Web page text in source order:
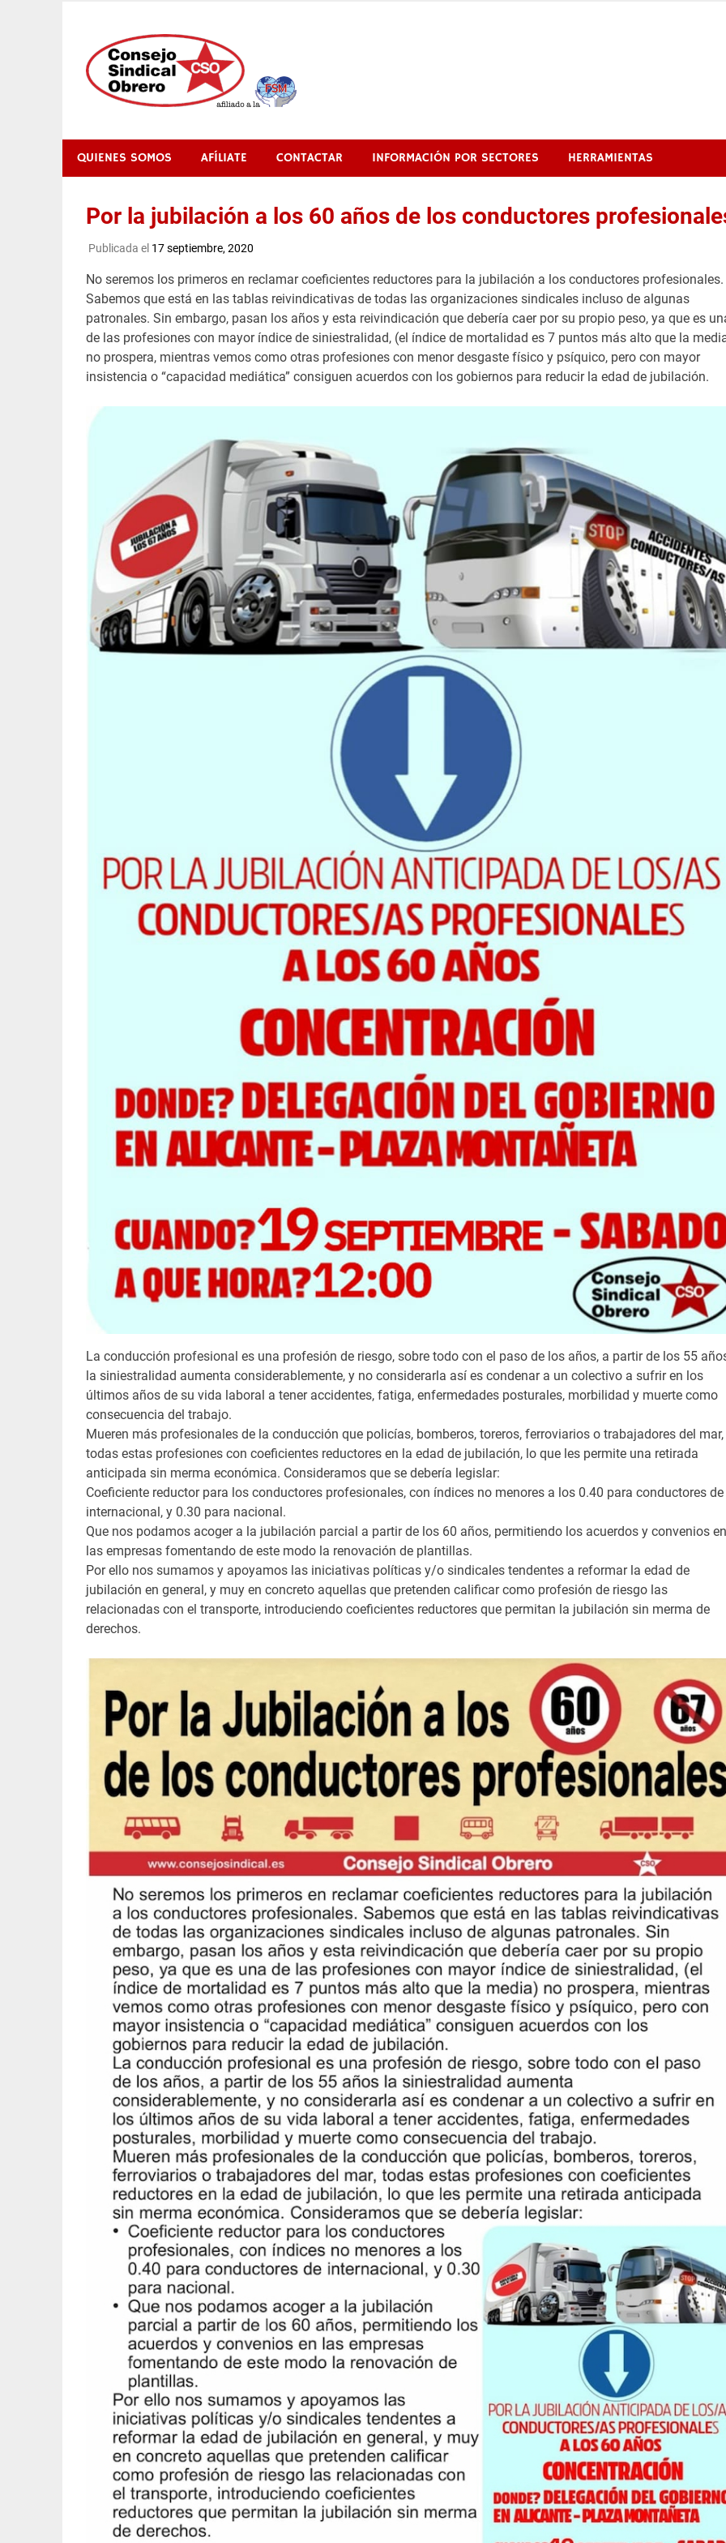
contenido
QUIENES SOMOS AFÍLIATE CONTACTAR INFORMACIÓN POR SECTORES HERRAMIENTAS
Por la jubilación a los 60 años de los conductores
Publicada el 17 septiembre, 2020
No seremos los primeros en reclamar coeficientes reductores para la jubilación a los conductores profesionales.
Sabemos que está en las tablas reivindicativas de todas las organizaciones sindicales incluso de algunas
patronales. Sin embargo, pasan los años y esta reivindicación que debería caer por su propio peso, ya que es
de las profesiones con mayor índice de siniestralidad, (el índice de mortalidad es 7 puntos más alto que la
no prospera, mientras vemos como otras profesiones con menor desgaste físico y psíquico, pero con mayor
insistencia o “capacidad mediática” consiguen acuerdos con los gobiernos para reducir la edad de jubilación.
La conducción profesional es una profesión de riesgo, sobre todo con el paso de los años, a partir de los 55
la siniestralidad aumenta considerablemente, y no considerarla así es condenar a un colectivo a sufrir en los
últimos años de su vida laboral a tener accidentes, fatiga, enfermedades posturales, morbilidad y muerte como
consecuencia del trabajo.
Mueren más profesionales de la conducción que policías, bomberos, toreros, ferroviarios o trabajadores del mar,
todas estas profesiones con coeficientes reductores en la edad de jubilación, lo que les permite una retirada
anticipada sin merma económica. Consideramos que se debería legislar:
Coeficiente reductor para los conductores profesionales, con índices no menores a los 0.40 para conductores de
internacional, y 0.30 para nacional.
Que nos podamos acoger a la jubilación parcial a partir de los 60 años, permitiendo los acuerdos y convenios en
las empresas fomentando de este modo la renovación de plantillas.
Por ello nos sumamos y apoyamos las iniciativas políticas y/o sindicales tendentes a reformar la edad de
jubilación en general, y muy en concreto aquellas que pretenden calificar como profesión de riesgo las
relacionadas con el transporte, introduciendo coeficientes reductores que permitan la jubilación sin merma de
derechos.